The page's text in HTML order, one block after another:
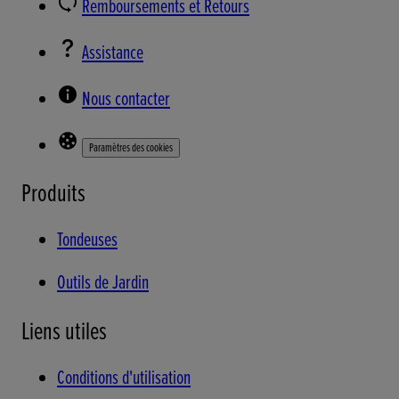
Remboursements et Retours
Assistance
Nous contacter
Paramètres des cookies
Produits
Tondeuses
Outils de Jardin
Liens utiles
Conditions d'utilisation